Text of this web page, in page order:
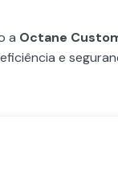
a Octane
e